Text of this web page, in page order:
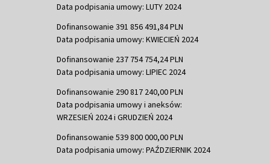
Data podpisania umowy: LUTY 2024
Dofinansowanie 391 856 491,84 PLN
Data podpisania umowy: KWIECIEŃ 2024
Dofinansowanie 237 754 754,24 PLN
Data podpisania umowy: LIPIEC 2024
Dofinansowanie 290 817 240,00 PLN
Data podpisania umowy i aneksów:
WRZESIEŃ 2024 i GRUDZIEŃ 2024
Dofinansowanie 539 800 000,00 PLN
Data podpisania umowy: PAŹDZIERNIK 2024